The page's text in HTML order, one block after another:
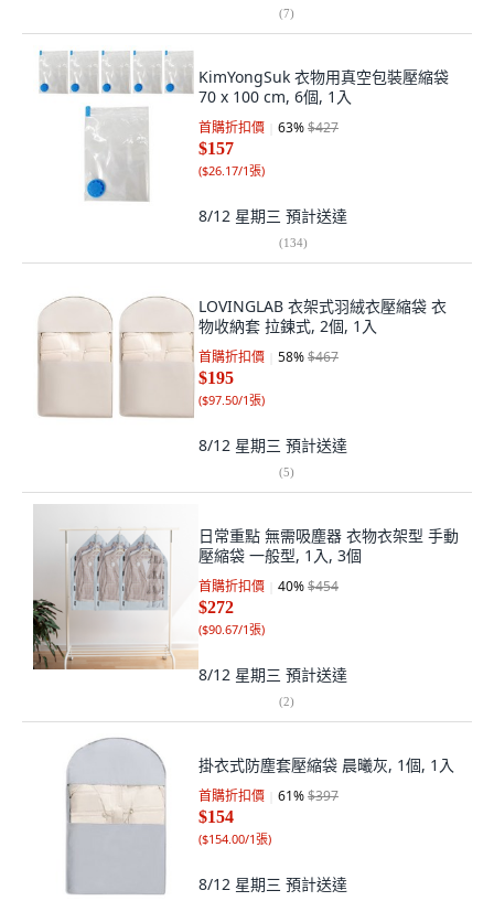
(7)
KimYongSuk 衣物用真空包裝壓縮袋
70 x 100 cm, 6個, 1入
首購折扣價 63%$427
$157
($26.17/1張)
8/12 星期三 預計送達
(134)
LOVINGLAB 衣架式羽絨衣壓縮袋 衣
物收納套 拉鍊式, 2個, 1入
首購折扣價 58%$467
$195
($97.50/1張)
8/12 星期三 預計送達
(5)
日常重點 無需吸塵器 衣物衣架型 手動
壓縮袋 一般型, 1入, 3個
首購折扣價 40%$454
$272
($90.67/1張)
8/12 星期三 預計送達
(2)
掛衣式防塵套壓縮袋 晨曦灰, 1個, 1入
首購折扣價 61%$397
$154
($154.00/1張)
8/12 星期三 預計送達